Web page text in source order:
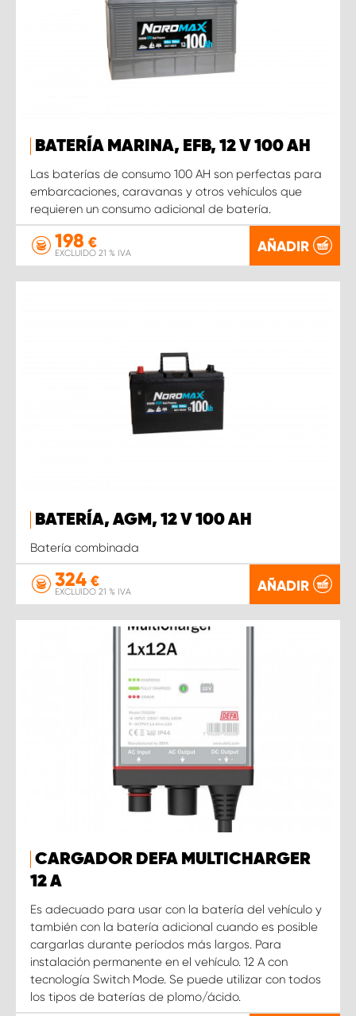
BATERÍA MARINA, EFB, 12 V 100 AH
Las baterías de consumo 100 AH son perfectas para
embarcaciones, caravanas y otros vehículos que
requieren un consumo adicional de batería.
198 €
EXCLUIDO 21 % IVA AÑADIR
BATERÍA, AGM, 12 V 100 AH
Batería combinada
324 €
EXCLUIDO 21 % IVA AÑADIR
CARGADOR DEFA MULTICHARGER
12 A
Es adecuado para usar con la batería del vehículo y
también con la batería adicional cuando es posible
cargarlas durante períodos más largos. Para
instalación permanente en el vehículo. 12 A con
tecnología Switch Mode. Se puede utilizar con todos
los tipos de baterías de plomo/ácido.